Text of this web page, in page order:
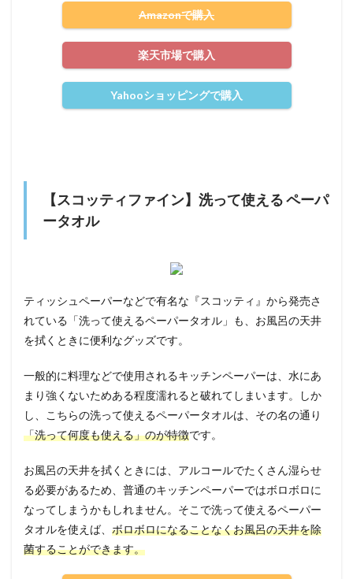
Amazonで購入
楽天市場で購入
Yahooショッピングで購入
【スコッティファイン】洗って使える ペーパ
ータオル
ティッシュペーパーなどで有名な『スコッティ』から発売さ
れている「洗って使えるペーパータオル」も、お風呂の天井
を拭くときに便利なグッズです。
一般的に料理などで使用されるキッチンペーパーは、水にあ
まり強くないためある程度濡れると破れてしまいます。しか
し、こちらの洗って使えるペーパータオルは、その名の通り
「洗って何度も使える」のが特徴です。
お風呂の天井を拭くときには、アルコールでたくさん湿らせ
る必要があるため、普通のキッチンペーパーではボロボロに
なってしまうかもしれません。そこで洗って使えるペーパー
タオルを使えば、 ボロボロになることなくお風呂の天井を除
菌することができます。